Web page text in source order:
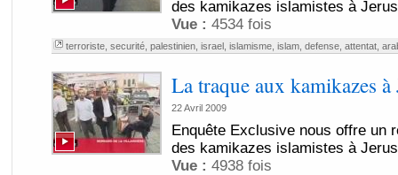
des kamikazes islamistes à
Vue : 4534 fois
terroriste, securité, palestinien, israel, islamisme, islam, defense, attentat,
La traque aux kamikazes
22 Avril 2009
Enquête Exclusive nous offre un
des kamikazes islamistes à
Vue : 4938 fois